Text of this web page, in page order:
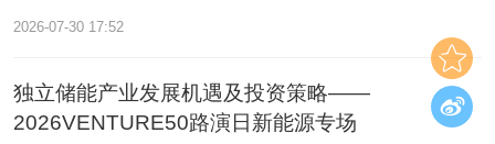
办人
2026-07-30 17:52
独立储能产业发展机遇及投资策略——
2026VENTURE50路演日新能源专场